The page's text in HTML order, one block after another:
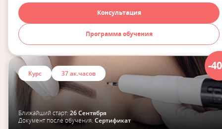
Консультация
Программа обучения
-
Курс 37 ак.часов
Ближайший старт: 26 Сентября
Документ после обучения:Сертификат